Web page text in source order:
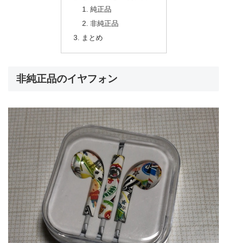
純正品
非純正品
まとめ
非純正品のイヤフォン